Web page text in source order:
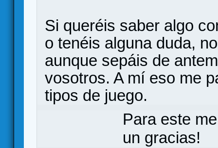
Si queréis saber algo
o tenéis alguna duda,
aunque sepáis de
vosotros. A mí eso me
tipos de juego.
Para este
un gracias!